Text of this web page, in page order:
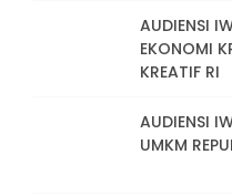
AUDIENSI
EKONOMI
KREATIF RI
AUDIENSI
UMKM